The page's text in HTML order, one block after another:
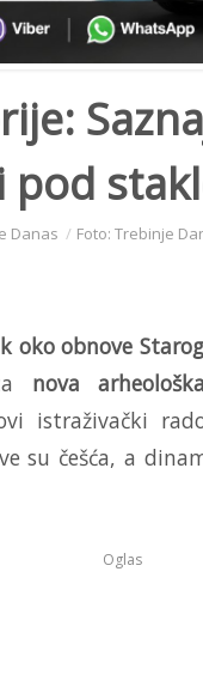
Danas Foto: Trebinje
oko obnove
nova
istraživački
su češća, a
Oglas